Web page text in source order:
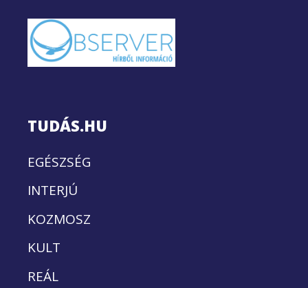
TUDÁS.HU
EGÉSZSÉG
INTERJÚ
KOZMOSZ
KULT
REÁL